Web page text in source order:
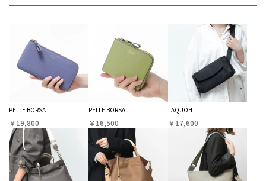
PELLE BORSA
￥19,800
PELLE BORSA
￥16,500
LAQUOH
￥17,600